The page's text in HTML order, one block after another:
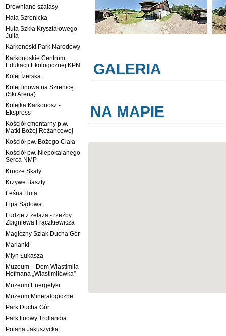
Drewniane szałasy
Hala Szrenicka
Huta Szkła Kryształowego
Julia
Karkonoski Park Narodowy
Karkonoskie Centrum
Edukacji Ekologicznej KPN
Kolej Izerska
Kolej linowa na Szrenicę
(Ski Arena)
Kolejka Karkonosz -
Ekspress
Kościół cmentarny p.w.
Matki Bożej Różańcowej
Kościół pw. Bożego Ciała
Kościół pw. Niepokalanego
Serca NMP
Krucze Skały
Krzywe Baszty
Leśna Huta
Lipa Sądowa
Ludzie z żelaza - rzeźby
Zbigniewa Frączkiewicza
Magiczny Szlak Ducha Gór
Marianki
Młyn Łukasza
Muzeum – Dom Wlastimila
Hofmana „Wlastimilówka”
Muzeum Energetyki
Muzeum Mineralogiczne
Park Ducha Gór
Park linowy Trollandia
Polana Jakuszycka
GALERIA
NA MAPIE